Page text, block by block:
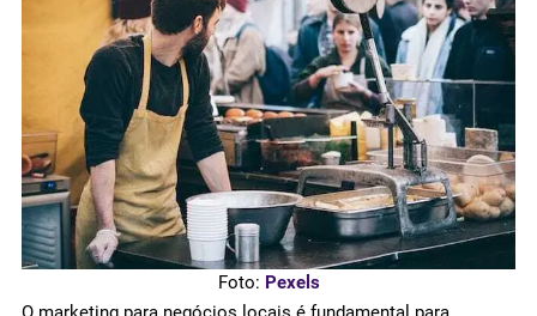
Foto: Pexels